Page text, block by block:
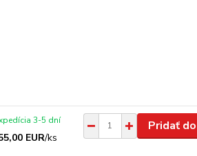
EUR/ks
3-5 dní Pridať